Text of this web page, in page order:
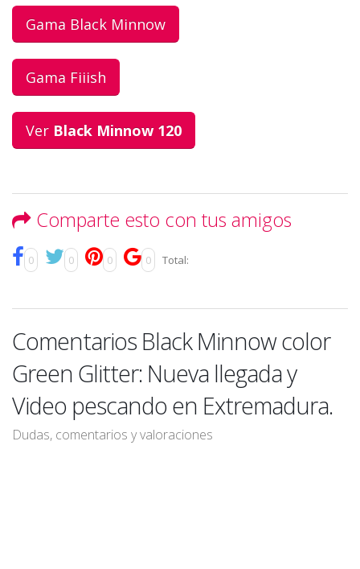
Gama Black Minnow
Gama Fiiish
Ver Black Minnow 120
Comparte esto con tus amigos
0 0 0 0 Total:
Comentarios Black Minnow color
Green Glitter: Nueva llegada y
Video pescando en Extremadura.
Dudas, comentarios y valoraciones